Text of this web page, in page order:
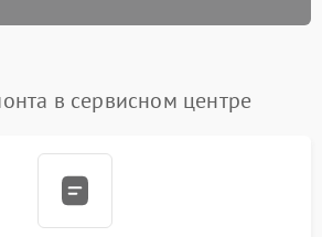
в сервисном центре